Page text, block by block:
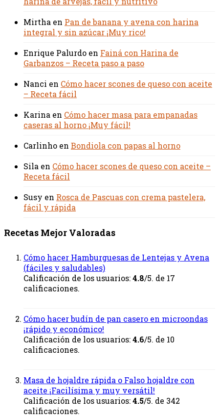
Mirtha en Pan de banana y avena con harina
integral y sin azúcar ¡Muy rico!
Enrique Palurdo en Fainá con Harina de
Garbanzos – Receta paso a paso
Nanci en Cómo hacer scones de queso con aceite
– Receta fácil
Karina en Cómo hacer masa para empanadas
caseras al horno ¡Muy fácil!
Carlinho en Bondiola con papas al horno
Sila en Cómo hacer scones de queso con aceite –
Receta fácil
Susy en Rosca de Pascuas con crema pastelera,
fácil y rápida
Recetas Mejor Valoradas
Cómo hacer Hamburguesas de Lentejas y Avena
(fáciles y saludables)
Calificación de los usuarios:4.8/5. de 17
calificaciones.
Cómo hacer budín de pan casero en microondas
¡rápido y económico!
Calificación de los usuarios:4.6/5. de 10
calificaciones.
Masa de hojaldre rápida o Falso hojaldre con
aceite ¡Facilísima y muy versátil!
Calificación de los usuarios:4.5/5. de 342
calificaciones.